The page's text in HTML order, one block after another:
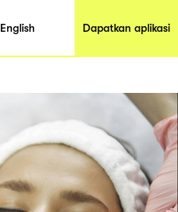
English Dapatkan aplikasi